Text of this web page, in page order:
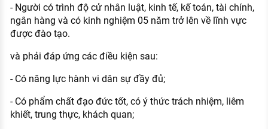
- Người có trình độ cử nhân luật, kinh tế, kế toán, tài chính,
ngân hàng và có kinh nghiệm 05 năm trở lên về lĩnh vực
được đào tạo.
và phải đáp ứng các điều kiện sau:
- Có năng lực hành vi dân sự đầy đủ;
- Có phẩm chất đạo đức tốt, có ý thức trách nhiệm, liêm
khiết, trung thực, khách quan;